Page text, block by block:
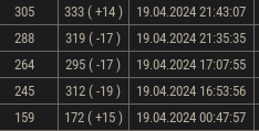
305 333 ( +14 )
19.04.2024 21:43:07
288 319 ( -17 )
19.04.2024 21:35:35
264 295 ( -17 )
19.04.2024 17:07:55
245 312 ( -19 )
19.04.2024 16:53:56
159 172 ( +15 )
19.04.2024 00:47:57